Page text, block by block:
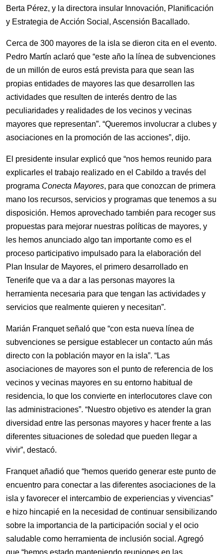
Berta Pérez, y la directora insular Innovación, Planificación
y Estrategia de Acción Social, Ascensión Bacallado.
Cerca de 300 mayores de la isla se dieron cita en el evento.
Pedro Martín aclaró que “este año la línea de subvenciones
de un millón de euros está prevista para que sean las
propias entidades de mayores las que desarrollen las
actividades que resulten de interés dentro de las
peculiaridades y realidades de los vecinos y vecinas
mayores que representan”. “Queremos involucrar a clubes y
asociaciones en la promoción de las acciones”, dijo.
El presidente insular explicó que “nos hemos reunido para
explicarles el trabajo realizado en el Cabildo a través del
programa Conecta Mayores, para que conozcan de primera
mano los recursos, servicios y programas que tenemos a su
disposición. Hemos aprovechado también para recoger sus
propuestas para mejorar nuestras políticas de mayores, y
les hemos anunciado algo tan importante como es el
proceso participativo impulsado para la elaboración del
Plan Insular de Mayores, el primero desarrollado en
Tenerife que va a dar a las personas mayores la
herramienta necesaria para que tengan las actividades y
servicios que realmente quieren y necesitan”.
Marián Franquet señaló que “con esta nueva línea de
subvenciones se persigue establecer un contacto aún más
directo con la población mayor en la isla”. “Las
asociaciones de mayores son el punto de referencia de los
vecinos y vecinas mayores en su entorno habitual de
residencia, lo que los convierte en interlocutores clave con
las administraciones”. “Nuestro objetivo es atender la gran
diversidad entre las personas mayores y hacer frente a las
diferentes situaciones de soledad que pueden llegar a
vivir”, destacó.
Franquet añadió que “hemos querido generar este punto de
encuentro para conectar a las diferentes asociaciones de la
isla y favorecer el intercambio de experiencias y vivencias”
e hizo hincapié en la necesidad de continuar sensibilizando
sobre la importancia de la participación social y el ocio
saludable como herramienta de inclusión social. Agregó
que “hemos estado manteniendo reuniones en las